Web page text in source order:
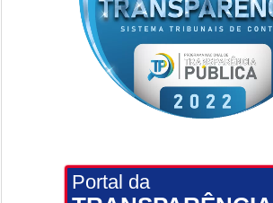
Portal da